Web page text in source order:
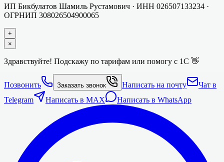
ИП Бикбулатов Шамиль Рустамович · ИНН 026507133234 ·
ОГРНИП 308026504900065
+
×
Здравствуйте! Подскажу по тарифам или помогу с 1С 👋
Позвонить Заказать звонок Написать на почту
Чат в
Telegram
Написать в MAX Написать в WhatsApp